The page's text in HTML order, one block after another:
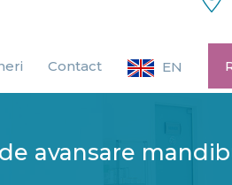
Contact EN
avansare